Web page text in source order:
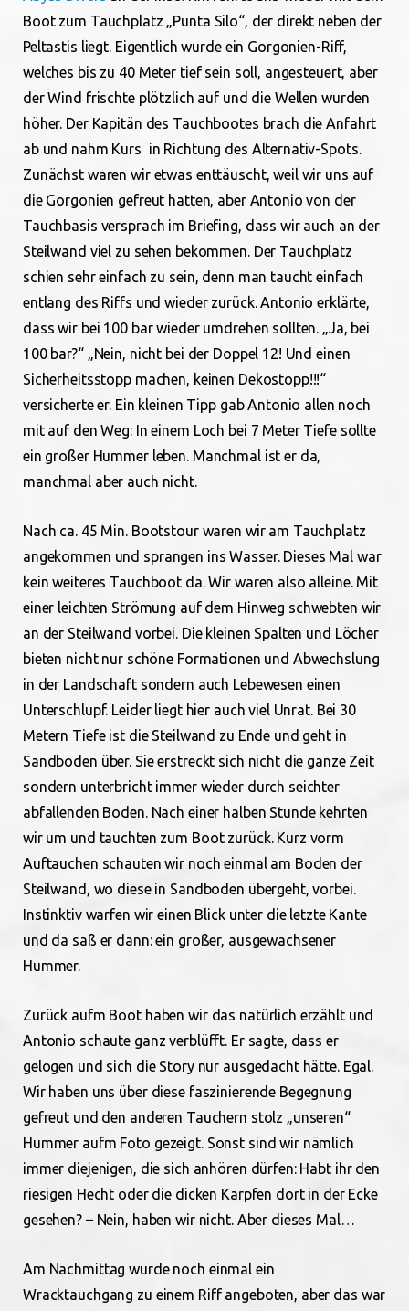
m
Boot zum Tauchplatz „Punta Silo“, der direkt neben der
Peltastis liegt. Eigentlich wurde ein Gorgonien-Riff,
welches bis zu 40 Meter tief sein soll, angesteuert, aber
der Wind frischte plötzlich auf und die Wellen wurden
höher. Der Kapitän des Tauchbootes brach die Anfahrt
ab und nahm Kurs in Richtung des Alternativ-Spots.
Zunächst waren wir etwas enttäuscht, weil wir uns auf
die Gorgonien gefreut hatten, aber Antonio von der
Tauchbasis versprach im Briefing, dass wir auch an der
Steilwand viel zu sehen bekommen. Der Tauchplatz
schien sehr einfach zu sein, denn man taucht einfach
entlang des Riffs und wieder zurück. Antonio erklärte,
dass wir bei 100 bar wieder umdrehen sollten. „Ja, bei
100 bar?“ „Nein, nicht bei der Doppel 12! Und einen
Sicherheitsstopp machen, keinen Dekostopp!!!“
versicherte er. Ein kleinen Tipp gab Antonio allen noch
mit auf den Weg: In einem Loch bei 7 Meter Tiefe sollte
ein großer Hummer leben. Manchmal ist er da,
manchmal aber auch nicht.
Nach ca. 45 Min. Bootstour waren wir am Tauchplatz
angekommen und sprangen ins Wasser. Dieses Mal war
kein weiteres Tauchboot da. Wir waren also alleine. Mit
einer leichten Strömung auf dem Hinweg schwebten wir
an der Steilwand vorbei. Die kleinen Spalten und Löcher
bieten nicht nur schöne Formationen und Abwechslung
in der Landschaft sondern auch Lebewesen einen
Unterschlupf. Leider liegt hier auch viel Unrat. Bei 30
Metern Tiefe ist die Steilwand zu Ende und geht in
Sandboden über. Sie erstreckt sich nicht die ganze Zeit
sondern unterbricht immer wieder durch seichter
abfallenden Boden. Nach einer halben Stunde kehrten
wir um und tauchten zum Boot zurück. Kurz vorm
Auftauchen schauten wir noch einmal am Boden der
Steilwand, wo diese in Sandboden übergeht, vorbei.
Instinktiv warfen wir einen Blick unter die letzte Kante
und da saß er dann: ein großer, ausgewachsener
Hummer.
Zurück aufm Boot haben wir das natürlich erzählt und
Antonio schaute ganz verblüfft. Er sagte, dass er
gelogen und sich die Story nur ausgedacht hätte. Egal.
Wir haben uns über diese faszinierende Begegnung
gefreut und den anderen Tauchern stolz „unseren“
Hummer aufm Foto gezeigt. Sonst sind wir nämlich
immer diejenigen, die sich anhören dürfen: Habt ihr den
riesigen Hecht oder die dicken Karpfen dort in der Ecke
gesehen? – Nein, haben wir nicht. Aber dieses Mal…
Am Nachmittag wurde noch einmal ein
Wracktauchgang zu einem Riff angeboten, aber das war